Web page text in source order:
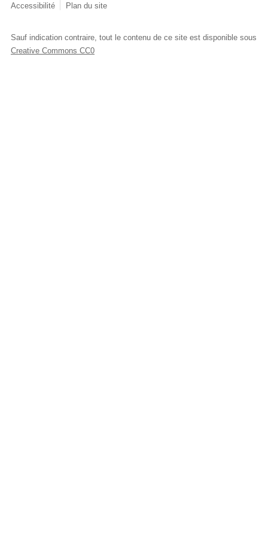
Accessibilité Plan du site
Sauf indication contraire, tout le contenu de ce site est disponible sous
Creative Commons CC0